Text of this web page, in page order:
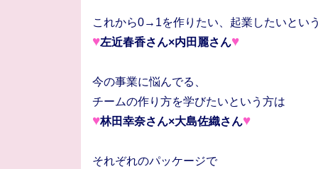
これから0→1を作りたい、起業したいとい
♥左近春香さん×内田麗さん♥
今の事業に悩んでる、
チームの作り方を学びたいという方は
♥林田幸奈さん×大島佐織さん♥
それぞれのパッケージで